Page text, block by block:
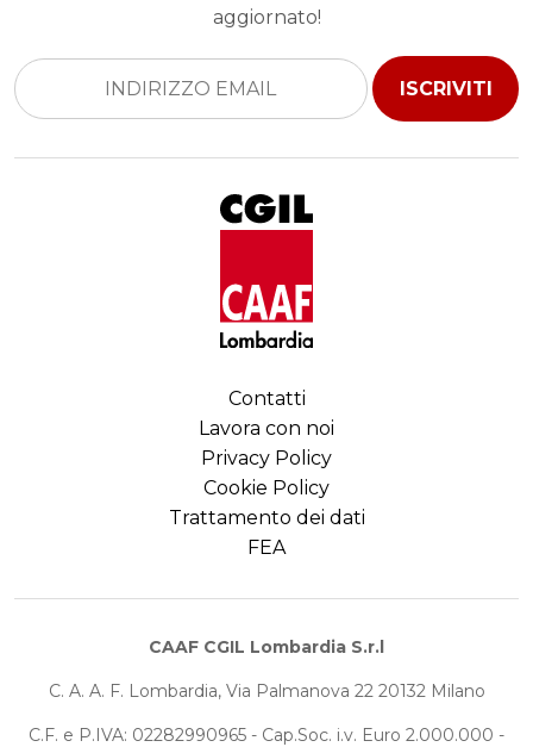
aggiornato!
ISCRIVITI
Contatti
Lavora con noi
Privacy Policy
Cookie Policy
Trattamento dei dati
FEA
CAAF CGIL Lombardia S.r.l
C. A. A. F. Lombardia, Via Palmanova 22 20132 Milano
C.F. e P.IVA: 02282990965 - Cap.Soc. i.v. Euro 2.000.000 -